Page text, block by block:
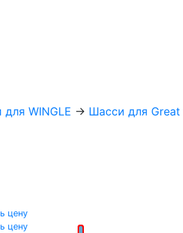
для WINGLE → Шасси для Great
цену
цену